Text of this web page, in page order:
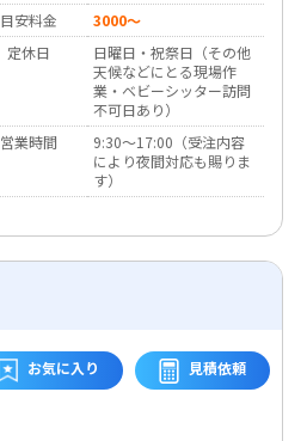
目安料金
3000～
定休日
日曜日・祝祭日（その他
天候などにとる現場作
業・ベビーシッター訪問
不可日あり）
営業時間
9:30～17:00（受注内容
により夜間対応も賜りま
す）
お気に入り 見積依頼